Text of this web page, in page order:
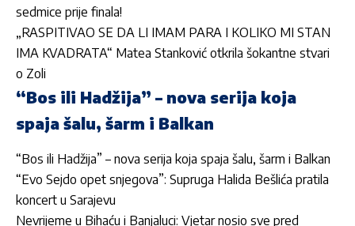
sedmice prije finala!
„RASPITIVAO SE DA LI IMAM PARA I KOLIKO MI STAN
IMA KVADRATA“ Matea Stanković otkrila šokantne stvari
o Zoli
“Bos ili Hadžija” – nova serija koja
spaja šalu, šarm i Balkan
“Bos ili Hadžija” – nova serija koja spaja šalu, šarm i Balkan
“Evo Sejdo opet snjegova”: Supruga Halida Bešlića pratila
koncert u Sarajevu
Nevrijeme u Bihaću i Banjaluci: Vjetar nosio sve pred